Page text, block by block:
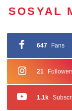
SOSYAL
647 Fans
21
1.1k